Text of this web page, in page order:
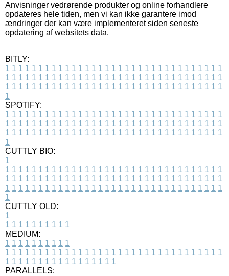
Anvisninger vedrørende produkter og online forhandlere
opdateres hele tiden, men vi kan ikke garantere imod
ændringer der kan være implementeret siden seneste
opdatering af websitets data.
BITLY:
1 1 1 1 1 1 1 1 1 1 1 1 1 1 1 1 1 1 1 1 1 1 1 1 1 1 1 1 1 1 1 1 1
1 1 1 1 1 1 1 1 1 1 1 1 1 1 1 1 1 1 1 1 1 1 1 1 1 1 1 1 1 1 1 1 1
1 1 1 1 1 1 1 1 1 1 1 1 1 1 1 1 1 1 1 1 1 1 1 1 1 1 1 1 1 1 1 1 1
1
SPOTIFY:
1 1 1 1 1 1 1 1 1 1 1 1 1 1 1 1 1 1 1 1 1 1 1 1 1 1 1 1 1 1 1 1 1
1 1 1 1 1 1 1 1 1 1 1 1 1 1 1 1 1 1 1 1 1 1 1 1 1 1 1 1 1 1 1 1 1
1 1 1 1 1 1 1 1 1 1 1 1 1 1 1 1 1 1 1 1 1 1 1 1 1 1 1 1 1 1 1 1 1
1
CUTTLY BIO:
1
1 1 1 1 1 1 1 1 1 1 1 1 1 1 1 1 1 1 1 1 1 1 1 1 1 1 1 1 1 1 1 1 1
1 1 1 1 1 1 1 1 1 1 1 1 1 1 1 1 1 1 1 1 1 1 1 1 1 1 1 1 1 1 1 1 1
1 1 1 1 1 1 1 1 1 1 1 1 1 1 1 1 1 1 1 1 1 1 1 1 1 1 1 1 1 1 1 1 1
1
CUTTLY OLD:
1
1 1 1 1 1 1 1 1 1 1
MEDIUM:
1 1 1 1 1 1 1 1 1 1
1 1 1 1 1 1 1 1 1 1 1 1 1 1 1 1 1 1 1 1 1 1 1 1 1 1 1 1 1 1 1 1 1
1 1 1 1 1 1 1 1 1 1 1 1 1 1 1 1 1
PARALLELS: